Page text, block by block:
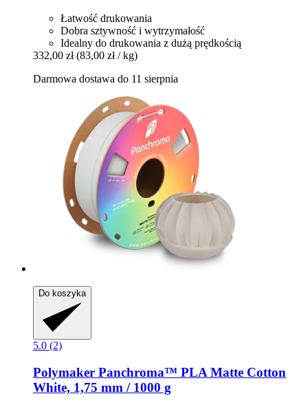
Łatwość drukowania
Dobra sztywność i wytrzymałość
Idealny do drukowania z dużą prędkością
332,00 zł (83,00 zł / kg)
Darmowa dostawa do 11 sierpnia
Do koszyka
5.0 (2)
Polymaker Panchroma™ PLA Matte Cotton
White, 1,75 mm / 1000 g